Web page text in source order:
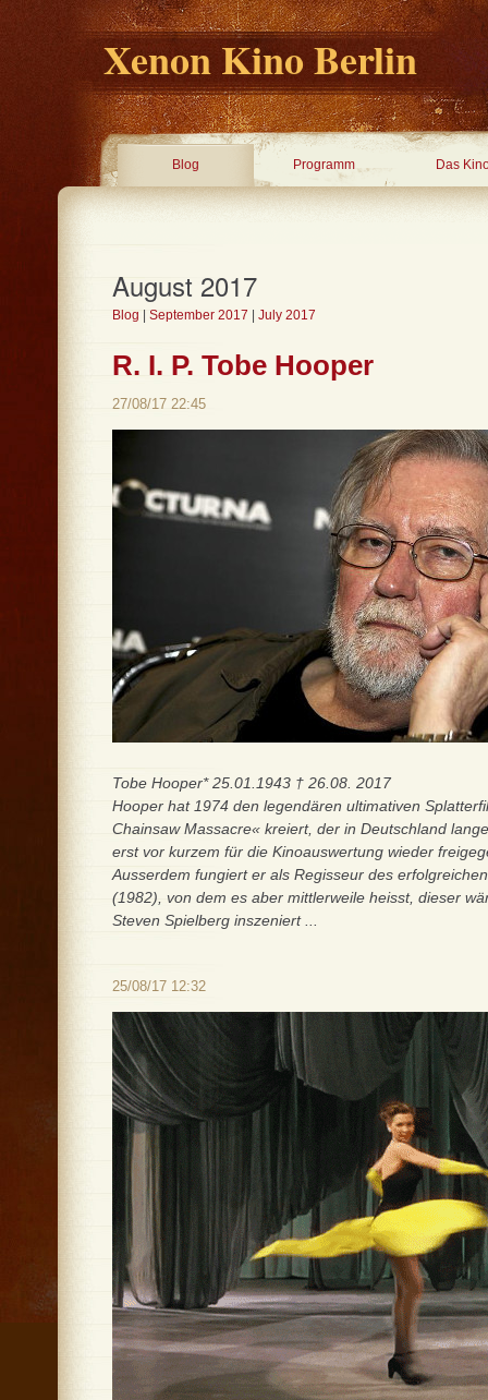
Xenon Kino Berlin
Blog Programm Das
August 2017
Blog September 2017 July 2017
R. I. P. Tobe Hooper
27/08/17 22:45
Tobe Hooper* 25.01.1943 † 26.08. 2017
Hooper hat 1974 den legendären ultimativen
Chainsaw Massacre« kreiert, der in Deutschland
erst vor kurzem für die Kinoauswertung wieder
Ausserdem fungiert er als Regisseur des
(1982), von dem es aber mittlerweile heisst, dieser
Steven Spielberg inszeniert ...
25/08/17 12:32